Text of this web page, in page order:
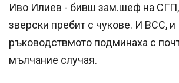
Иво Илиев - бивш зам.шеф на СГП,
зверски пребит с чукове. И ВСС, и
ръководствмото подминаха с
мълчание случая.